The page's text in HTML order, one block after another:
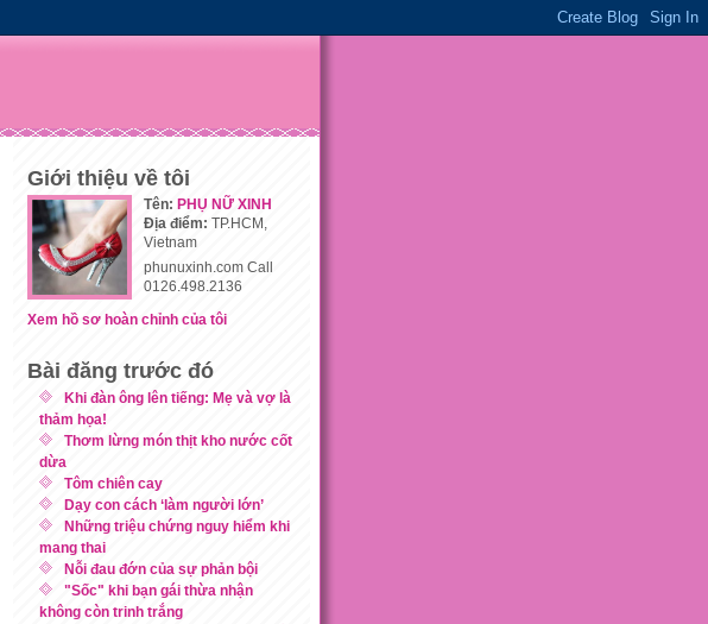
Giới thiệu về tôi
Tên: PHỤ NỮ XINH
Địa điểm: TP.HCM,
Vietnam
phunuxinh.com Call
0126.498.2136
Xem hồ sơ hoàn chỉnh của tôi
Bài đăng trước đó
Khi đàn ông lên tiếng: Mẹ và vợ là
thảm họa!
Thơm lừng món thịt kho nước cốt
dừa
Tôm chiên cay
Dạy con cách ‘làm người lớn’
Những triệu chứng nguy hiểm khi
mang thai
Nỗi đau đớn của sự phản bội
"Sốc" khi bạn gái thừa nhận
không còn trinh trắng